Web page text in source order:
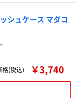
シュケース マダコ
格(税込) ￥3,740